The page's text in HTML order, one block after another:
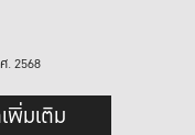
2568
พิ่มเติม